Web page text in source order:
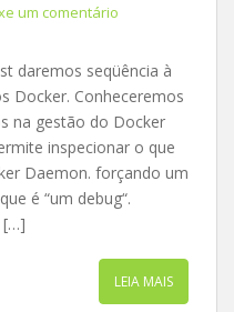
um comentário
daremos seqüência à
Docker. Conheceremos
na gestão do Docker
inspecionar o que
Daemon. forçando um
é “um debug“.
[…]
LEIA MAIS